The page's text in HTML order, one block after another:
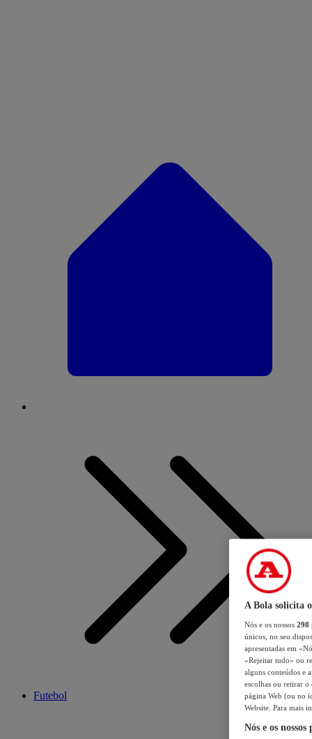
Futebol
A Bola solicita
Nós e os nossos 298
únicos, no seu
apresentadas em
«Rejeitar tudo» ou
alguns conteúdos e
escolhas ou retirar
página Web (ou no
Website. Para mais
Nós e os